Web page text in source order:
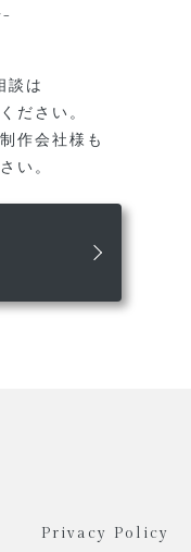
談は
ださい。
作会社様も
い。
Privacy Policy